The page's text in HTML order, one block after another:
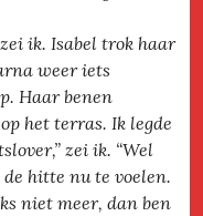
ik. Isabel trok haar
weer iets
Haar benen
het terras. Ik legde
zei ik. “Wel
de hitte nu te voelen.
niet meer, dan ben